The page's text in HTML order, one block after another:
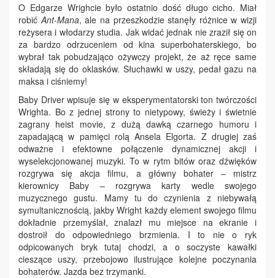
O Edgarze Wrighcie było ostatnio dość długo cicho. Miał
robić Ant-Mana, ale na przeszkodzie stanęły różnice w wizji
reżysera i włodarzy studia. Jak widać jednak nie zraził się on
za bardzo odrzuceniem od kina superbohaterskiego, bo
wybrał tak pobudzająco ożywczy projekt, że aż ręce same
składają się do oklasków. Słuchawki w uszy, pedał gazu na
maksa i ciśniemy!
Baby Driver wpisuje się w eksperymentatorski ton twórczości
Wrighta. Bo z jednej strony to nietypowy, świeży i świetnie
zagrany heist movie, z dużą dawką czarnego humoru i
zapadającą w pamięci rolą Ansela Elgorta. Z drugiej zaś
odważne i efektowne połączenie dynamicznej akcji i
wyselekcjonowanej muzyki. To w rytm bitów oraz dźwięków
rozgrywa się akcja filmu, a główny bohater – mistrz
kierownicy Baby – rozgrywa karty wedle swojego
muzycznego gustu. Mamy tu do czynienia z niebywałą
symultanicznością, jakby Wright każdy element swojego filmu
dokładnie przemyślał, znalazł mu miejsce na ekranie i
dostroił do odpowiedniego brzmienia. I to nie o ryk
odpicowanych bryk tutaj chodzi, a o soczyste kawałki
cieszące uszy, przebojowo ilustrujące kolejne poczynania
bohaterów. Jazda bez trzymanki.